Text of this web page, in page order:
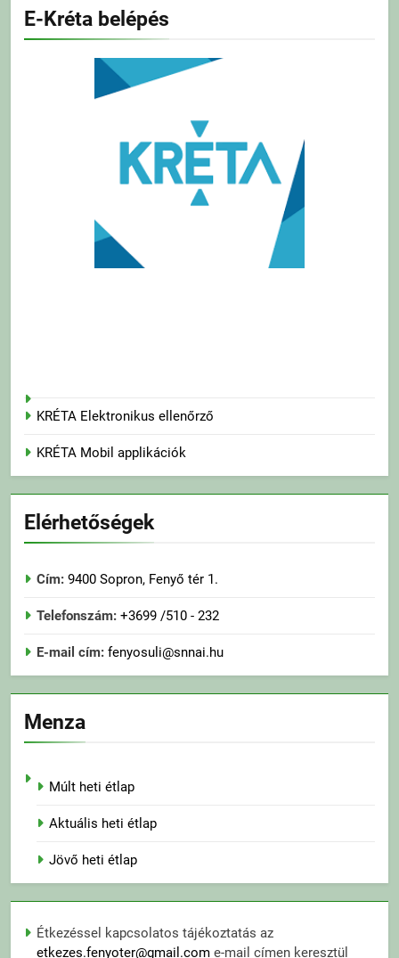
E-Kréta belépés
KRÉTA Elektronikus ellenőrző
KRÉTA Mobil applikációk
Elérhetőségek
Cím: 9400 Sopron, Fenyő tér 1.
Telefonszám: +3699 /510 - 232
E-mail cím: fenyosuli@snnai.hu
Menza
Múlt heti étlap
Aktuális heti étlap
Jövő heti étlap
Étkezéssel kapcsolatos tájékoztatás az
etkezes.fenyoter@gmail.com e-mail címen keresztül